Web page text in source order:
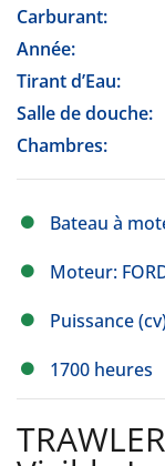
Carburant:
Année:
Tirant d’Eau:
Salle de douche:
Chambres:
Bateau à
Moteur:
Puissance
1700 heures